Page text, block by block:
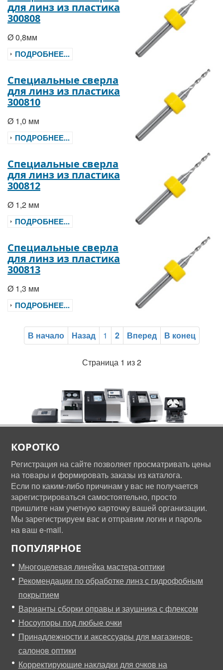
для линз из пластика
300808
Ø 0,8мм
ПОДРОБНЕЕ...
Специальные сверла
для линз из пластика
300810
Ø 1,0 мм
ПОДРОБНЕЕ...
Специальные сверла
для линз из пластика
300812
Ø 1,2 мм
ПОДРОБНЕЕ...
Специальные сверла
для линз из пластика
300813
Ø 1,3 мм
ПОДРОБНЕЕ...
В начало Назад 1 2 Вперед В конец
Страница 1 из 2
КОРОТКО
Регистрация на сайте позволяет просматривать цены
на товары и формировать заказы из каталога.
Если по каким-либо причинам у вас не получается
зарегистрироваться самостоятельно, просто
пришлите нам учетную карточку вашей организации.
Мы зарегистрируем вас и отправим логин и пароль
на ваш e-mail.
ПОПУЛЯРНОЕ
Многоцелевая линейка мастера-оптики
Рекомендации по обработке линз с гидрофобным
покрытием
Варианты сборки оправы и заушника с флексом
Носоупоры под любые очки
Принадлежности и аксессуары для магазинов-
салонов оптики
Корректирующие накладки для очков на